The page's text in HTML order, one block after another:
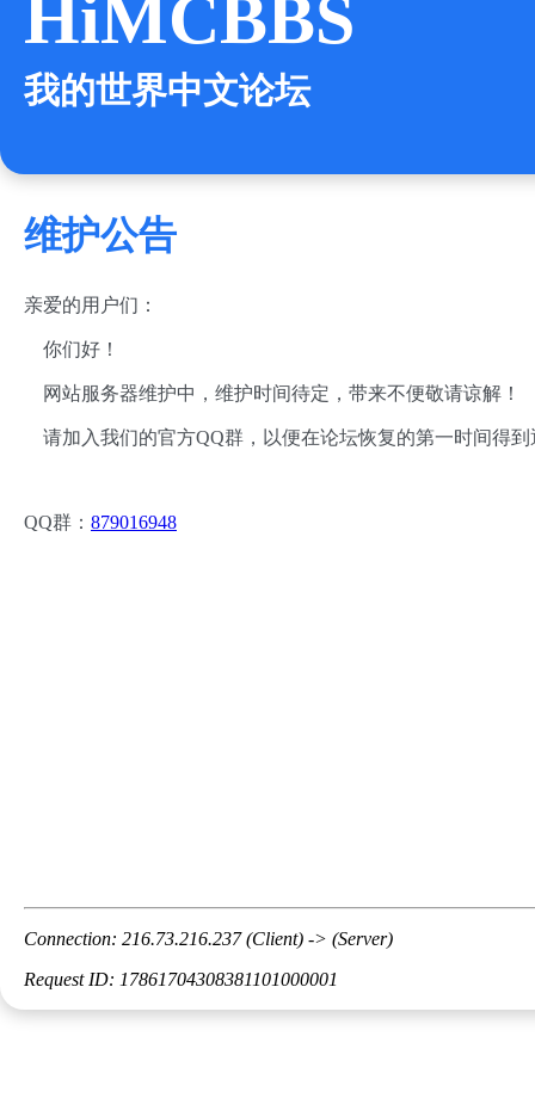
HiMCBBS
我的世界中文论坛
维护公告
亲爱的用户们：
你们好！
网站服务器维护中，维护时间待定，带来不便敬请谅解！
请加入我们的官方QQ群，以便在论坛恢复的第一时间得到
QQ群： 879016948
Connection: 216.73.216.237 (Client) -> (Server)
Request ID: 17861704308381101000001